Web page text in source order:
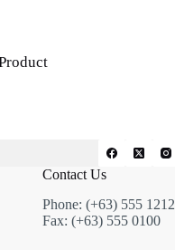
Contact Us
Phone: (+63) 555 1212
Fax: (+63) 555 0100